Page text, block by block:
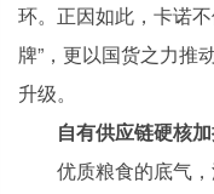
环。正因如此，卡诺
牌”，更以国货之力推
升级。
自有供应链硬核
优质粮食的底气